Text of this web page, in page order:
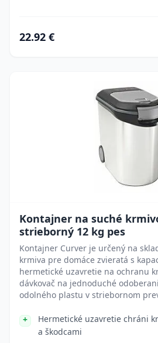
22.92 €
Kontajner na suché
strieborný 12 kg pes
Kontajner Curver je určený na
krmiva pre domáce zvieratá s
hermetické uzavretie na ochranu
dávkovač na jednoduché
odolného plastu v striebornom
Hermetické uzavretie chráni
a škodcami